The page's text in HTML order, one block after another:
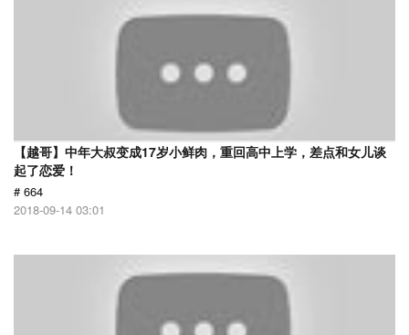
【越哥】中年大叔变成17岁小鲜肉，重回高中上学，差点和女儿谈
起了恋爱！
# 664
2018-09-14 03:01